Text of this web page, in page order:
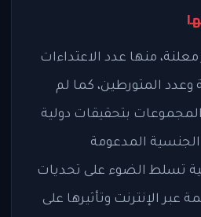
منها عدد الاعتداءات
وعدد المتورطين، كما لم
بتحقيقات دولية
المدعومة
تسلط الضوء على تحديات
عبر الإنترنت وتأثيرها على